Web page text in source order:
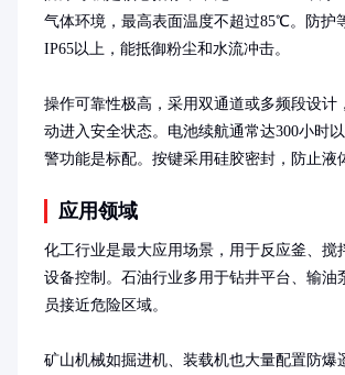
气体环境，最高表面温度不超过85℃。防护
IP65以上，能抵御粉尘和水流冲击。
操作可靠性极高，采用双通道或多频段设计
动进入安全状态。电池续航通常达300小时
警功能是标配。按键采用硅胶密封，防止液
应用领域
化工行业是最大应用场景，用于反应釜、搅
设备控制。石油行业多用于钻井平台、输油
员接近危险区域。
矿山机械如掘进机、装载机也大量配置防爆